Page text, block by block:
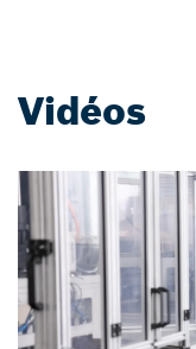
Vidéos